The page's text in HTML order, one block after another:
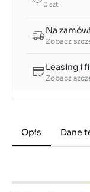
0 szt.
Na
Zobacz
Leasing i
Zobacz
Opis Dane